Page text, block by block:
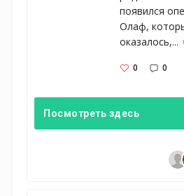
появился
Олаф,
оказалось,...
0 0
Посмотреть здесь